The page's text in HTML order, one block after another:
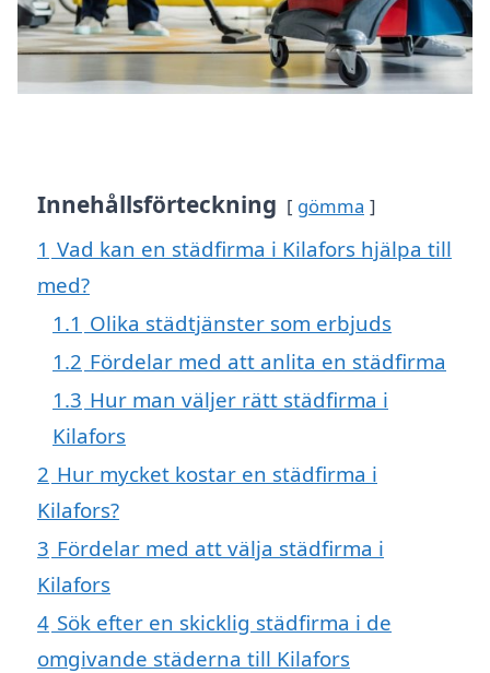
Innehållsförteckning gömma
1 Vad kan en städfirma i Kilafors hjälpa till
med?
1.1 Olika städtjänster som erbjuds
1.2 Fördelar med att anlita en städfirma
1.3 Hur man väljer rätt städfirma i
Kilafors
2 Hur mycket kostar en städfirma i
Kilafors?
3 Fördelar med att välja städfirma i
Kilafors
4 Sök efter en skicklig städfirma i de
omgivande städerna till Kilafors